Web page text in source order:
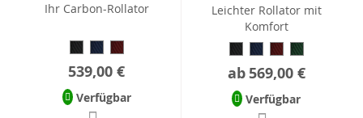
Ihr Carbon-Rollator
539,00 €
Verfügbar
Leichter Rollator mit
Komfort
ab 569,00 €
Verfügbar